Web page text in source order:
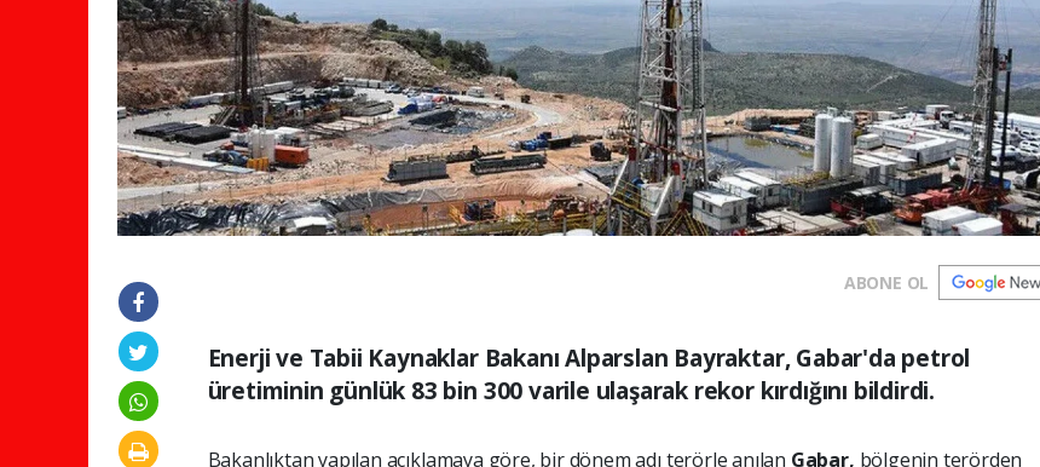
ABONE OL
Enerji ve Tabii Kaynaklar Bakanı Alparslan Bayraktar, Gabar'da petrol
üretiminin günlük 83 bin 300 varile ulaşarak rekor kırdığını bildirdi.
Bakanlıktan yapılan açıklamaya göre, bir dönem adı terörle anılan Gabar, bölgenin terörden